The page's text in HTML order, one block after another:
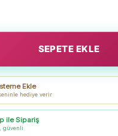
SEPETE EKLE
Ekle
hediye verir
ile Sipariş
güvenli